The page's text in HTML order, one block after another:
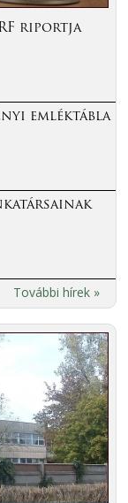
riportja
emléktábla
További hírek »